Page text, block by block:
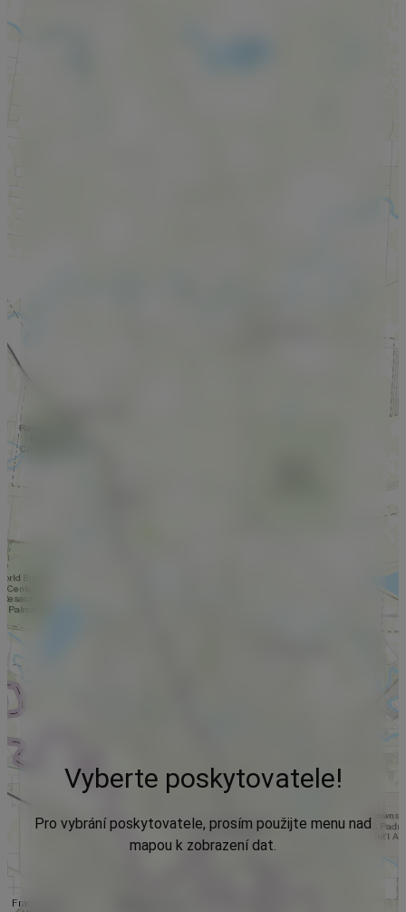
Vyberte poskytovatele!
Pro vybrání poskytovatele, prosím použijte menu nad
mapou k zobrazení dat.